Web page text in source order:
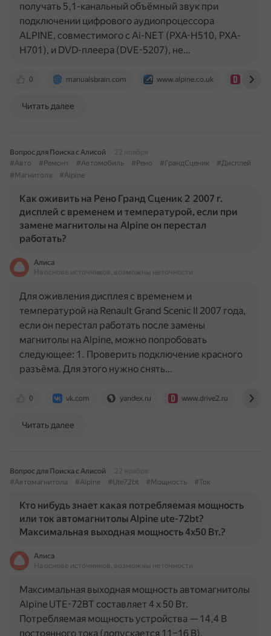
0 manualsbrain.com www.alpine.co.uk
получать 5,1-канальный объёмный звук при
подключении цифрового аудиопроцессора
ALPINE, совместимого с Ai-NET (PXA-H510, PXA-
H701), и DVD-плеера (DVE-5207), не…
Читать далее
Вопрос для Поиска с Алисой
22 ноября
#Авто
#Ремонт #Автомобиль #Рено #ГрандСценик
#Дисплей
#Магнитола
#Alpine
Как оживить на Рено Гранд Сценик 2 2007 г.
дисплей с временем и температурой, если при
замене магнитолы на Alpine он перестал
работать?
Алиса
На основе источников, возможны неточности
0 vk.com yandex.ru www.drive2.ru
Для оживления дисплея с временем и
температурой на Renault Grand Scenic II 2007 года,
если он перестал работать после замены
магнитолы на Alpine, можно попробовать
следующее: 1. Проверить подключение красного
разъёма. Для этого нужно снять…
Читать далее
Вопрос для Поиска с Алисой
22 ноября
#Автомагнитола
#Alpine #Ute72bt #Мощность #Ток
Кто нибудь знает какая потребляемая мощность
или ток автомагнитолы Alpine ute-72bt?
Максимальная выходная мощность 4х50 Вт.?
Алиса
На основе источников, возможны неточности
Максимальная выходная мощность автомагнитолы
Alpine UTE-72BT составляет 4 x 50 Вт.
Потребляемая мощность устройства — 14,4 В
постоянного тока (допускается 11–16 В).